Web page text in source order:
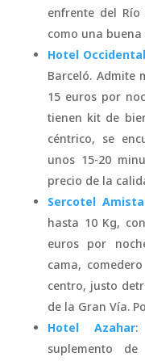
enfrente del
como una buena
Hotel
Barceló. Admite
15 euros por
tienen kit de
céntrico, se
unos 15-20
precio de la
Sercotel
hasta 10 Kg,
euros por
cama,
centro, justo
de la Gran Vía.
Hotel Azahar:
suplemento